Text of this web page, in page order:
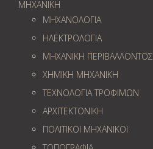
ΜΗΧΑΝΙΚΗ
ΜΗΧΑΝΟΛΟΓΙΑ
ΗΛΕΚΤΡΟΛΟΓΙΑ
ΜΗΧΑΝΙΚΗ ΠΕΡΙΒΑΛΛΟΝΤΟΣ
ΧΗΜΙΚΗ ΜΗΧΑΝΙΚΗ
ΤΕΧΝΟΛΟΓΙΑ ΤΡΟΦΙΜΩΝ
ΑΡΧΙΤΕΚΤΟΝΙΚΗ
ΠΟΛΙΤΙΚΟΙ ΜΗΧΑΝΙΚΟΙ